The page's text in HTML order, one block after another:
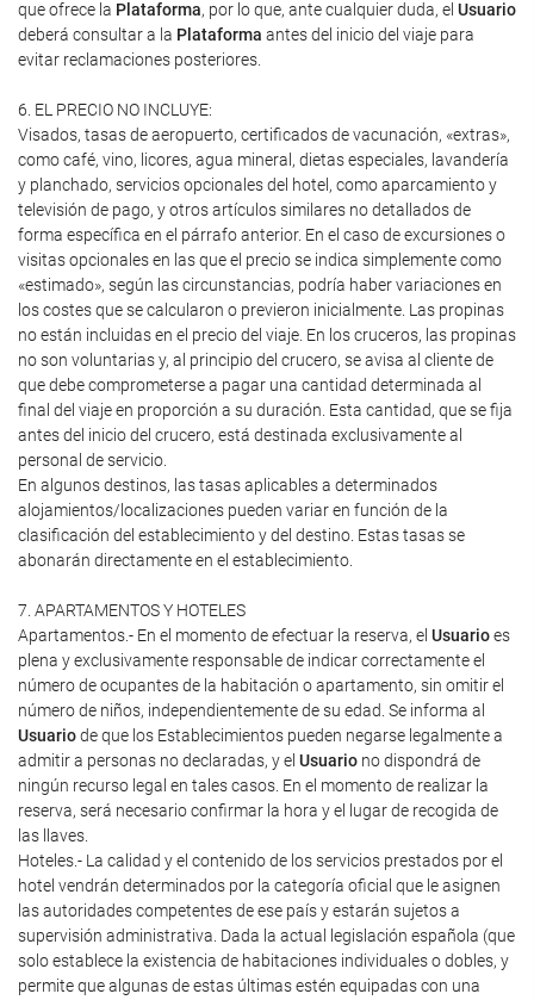
que ofrece la Plataforma, por lo que, ante cualquier duda, el Usuario
deberá consultar a la Plataforma antes del inicio del viaje para
evitar reclamaciones posteriores.
6. EL PRECIO NO INCLUYE:
Visados, tasas de aeropuerto, certificados de vacunación, «extras»,
como café, vino, licores, agua mineral, dietas especiales, lavandería
y planchado, servicios opcionales del hotel, como aparcamiento y
televisión de pago, y otros artículos similares no detallados de
forma específica en el párrafo anterior. En el caso de excursiones o
visitas opcionales en las que el precio se indica simplemente como
«estimado», según las circunstancias, podría haber variaciones en
los costes que se calcularon o previeron inicialmente. Las propinas
no están incluidas en el precio del viaje. En los cruceros, las propinas
no son voluntarias y, al principio del crucero, se avisa al cliente de
que debe comprometerse a pagar una cantidad determinada al
final del viaje en proporción a su duración. Esta cantidad, que se fija
antes del inicio del crucero, está destinada exclusivamente al
personal de servicio.
En algunos destinos, las tasas aplicables a determinados
alojamientos/localizaciones pueden variar en función de la
clasificación del establecimiento y del destino. Estas tasas se
abonarán directamente en el establecimiento.
7. APARTAMENTOS Y HOTELES
Apartamentos.- En el momento de efectuar la reserva, el Usuarioes
plena y exclusivamente responsable de indicar correctamente el
número de ocupantes de la habitación o apartamento, sin omitir el
número de niños, independientemente de su edad. Se informa al
Usuariode que los Establecimientos pueden negarse legalmente a
admitir a personas no declaradas, y el Usuario no dispondrá de
ningún recurso legal en tales casos. En el momento de realizar la
reserva, será necesario confirmar la hora y el lugar de recogida de
las llaves.
Hoteles.- La calidad y el contenido de los servicios prestados por el
hotel vendrán determinados por la categoría oficial que le asignen
las autoridades competentes de ese país y estarán sujetos a
supervisión administrativa. Dada la actual legislación española (que
solo establece la existencia de habitaciones individuales o dobles, y
permite que algunas de estas últimas estén equipadas con una